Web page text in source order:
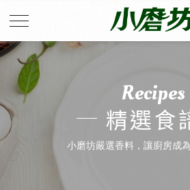
Recipes
精選食
小磨坊嚴選香料，讓廚房成